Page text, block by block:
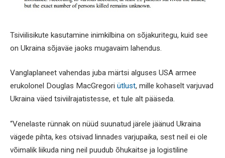
Tsiviilisikute kasutamine inimkilbina on sõjakuritegu, kuid see
on Ukraina sõjaväe jaoks mugavaim lahendus.
Vanglaplaneet vahendas juba märtsi alguses USA armee
erukolonel Douglas MacGregori ütlust, mille kohaselt varjuvad
Ukraina väed tsiviilrajatistesse, et tule alt pääseda.
“Venelaste rünnak on nüüd suunatud järele jäänud Ukraina
vägede pihta, kes otsivad linnades varjupaika, sest neil ei ole
võimalik liikuda ning neil puudub õhukaitse ja logistiline